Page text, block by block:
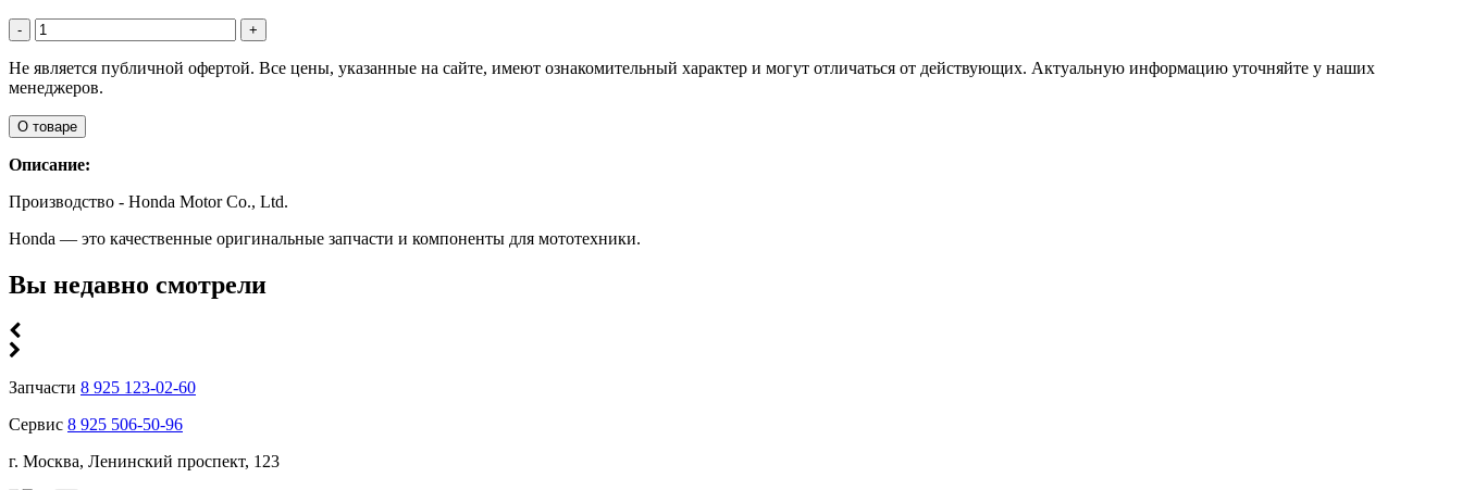
- +
Не является публичной офертой. Все цены, указанные на сайте, имеют ознакомительный характер и могут отличаться от действующих. Актуальную информацию уточняйте у наших
менеджеров.
О товаре
Описание:
Производство - Honda Motor Co., Ltd.
Honda — это качественные оригинальные запчасти и компоненты для мототехники.
Вы недавно смотрели
Запчасти 8 925 123-02-60
Сервис 8 925 506-50-96
г. Москва, Ленинский проспект, 123